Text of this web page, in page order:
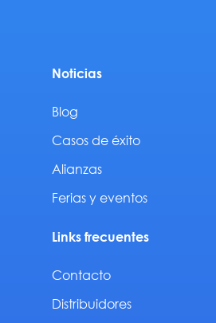
Noticias
Blog
Casos de éxito
Alianzas
Ferias y eventos
Links frecuentes
Contacto
Distribuidores